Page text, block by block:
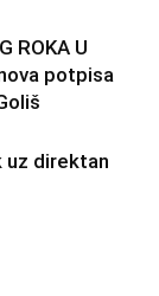
ROKA U
potpisa
uz direktan